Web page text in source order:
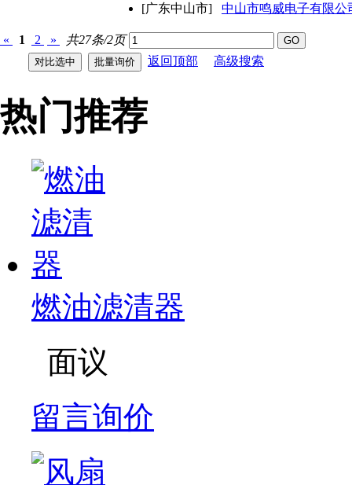
[广东中山市]
中山市鸣威电子有限公
« 1 2 »
共27条/2页
返回顶部
高级搜索
热门推荐
燃油滤清器
面议
留言询价